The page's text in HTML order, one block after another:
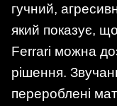
гучний,
який показує,
Ferrari можна
рішення.
перероблені